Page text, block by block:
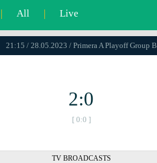
| All | Live
21:15 / 28.05.2023 / Primera A Playoff Group B
2:0
[ 0:0 ]
TV BROADCASTS